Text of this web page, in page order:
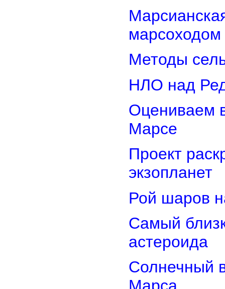
марсоходом
Методы
НЛО над
Оцениваем
Марсе
Проект
экзопланет
Рой шаров
Самый
астероида
Солнечный